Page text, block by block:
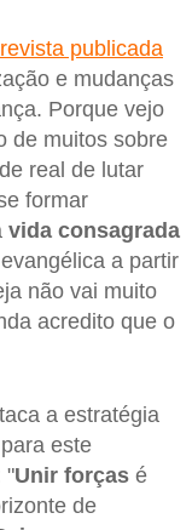
publicada
e mudanças
Porque vejo
de muitos sobre
real de lutar
formar
vida consagrada
a partir
não vai muito
acredito que o
a estratégia
para este
"Unir forças é
de